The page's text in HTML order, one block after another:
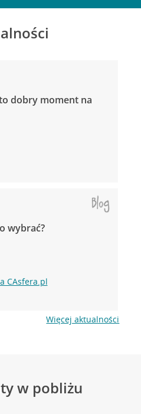
dobry moment na
wybrać?
CAsfera.pl
Więcej aktualności
w pobliżu